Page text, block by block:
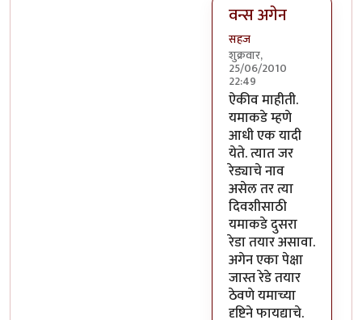
वन्स अगेन
सहज
शुक्रवार,
25/06/2010
22:49
In reply toकठीण आहे
ऐकीव माहीती.
यमाकडे म्हणे
आधी एक यादी
येते. त्यात जर
रेड्याचे नाव
असेल तर त्या
दिवशीसाठी
यमाकडे दुसरा
रेडा तयार असावा.
अगेन एका पेक्षा
जास्त रेडे तयार
ठेवणे यमाच्या
दृष्टिने फायद्याचे.